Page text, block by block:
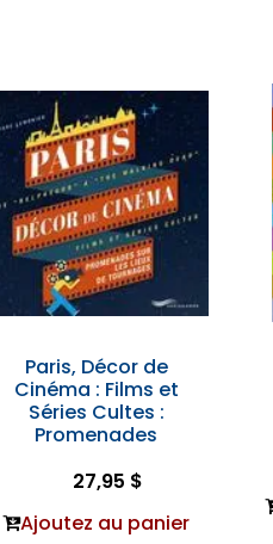
Paris, Décor de
Cinéma : Films et
Séries Cultes :
Promenades
27,95 $
Ajoutez au panier